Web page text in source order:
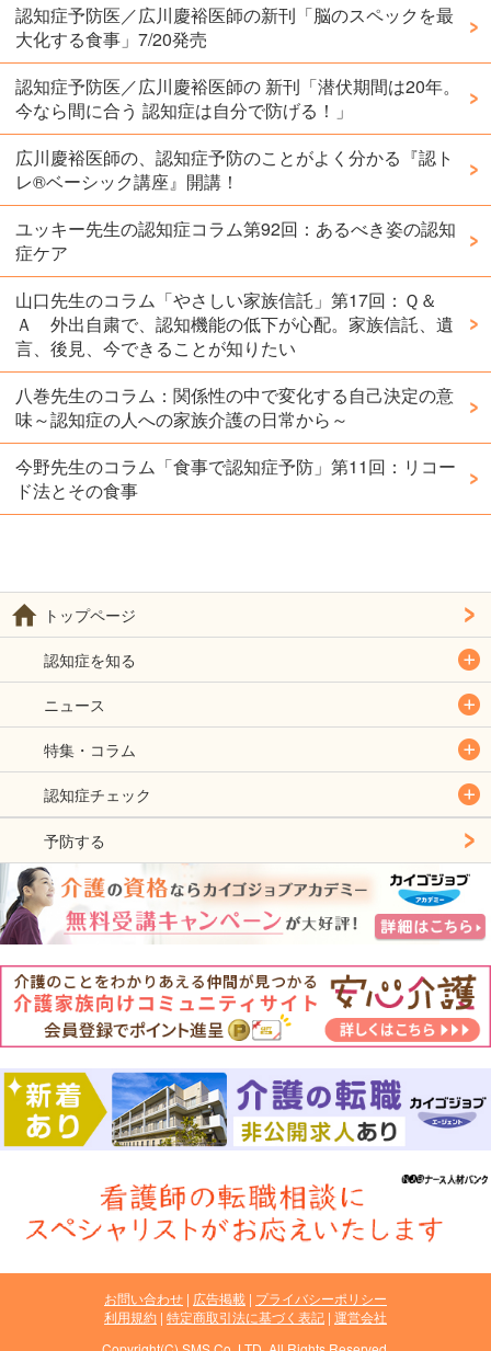
認知症予防医／広川慶裕医師の新刊「脳のスペックを最
大化する食事」7/20発売
認知症予防医／広川慶裕医師の 新刊「潜伏期間は20年。
今なら間に合う 認知症は自分で防げる！」
広川慶裕医師の、認知症予防のことがよく分かる『認ト
レ®️ベーシック講座』開講！
ユッキー先生の認知症コラム第92回：あるべき姿の認知
症ケア
山口先生のコラム「やさしい家族信託」第17回：Ｑ＆
Ａ 外出自粛で、認知機能の低下が心配。家族信託、遺
言、後見、今できることが知りたい
八巻先生のコラム：関係性の中で変化する自己決定の意
味～認知症の人への家族介護の日常から～
今野先生のコラム「食事で認知症予防」第11回：リコー
ド法とその食事
トップページ
認知症を知る
ニュース
特集・コラム
認知症チェック
予防する
お問い合わせ 広告掲載 プライバシーポリシー
利用規約 特定商取引法に基づく表記 運営会社